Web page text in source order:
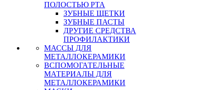
ПОЛОСТЬЮ РТА
ЗУБНЫЕ ЩЕТКИ
ЗУБНЫЕ ПАСТЫ
ДРУГИЕ СРЕДСТВА
ПРОФИЛАКТИКИ
МАССЫ ДЛЯ
МЕТАЛЛОКЕРАМИКИ
ВСПОМОГАТЕЛЬНЫЕ
МАТЕРИАЛЫ ДЛЯ
МЕТАЛЛОКЕРАМИКИ